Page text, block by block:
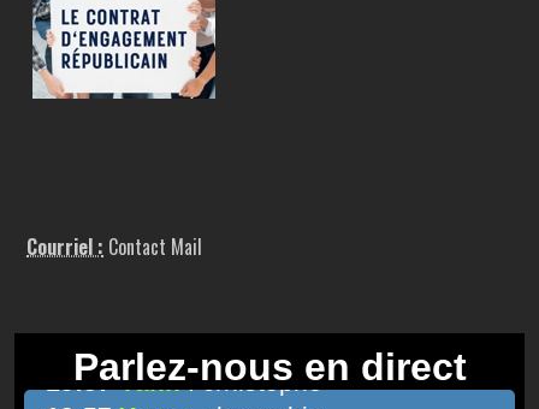
Courriel : Contact Mail